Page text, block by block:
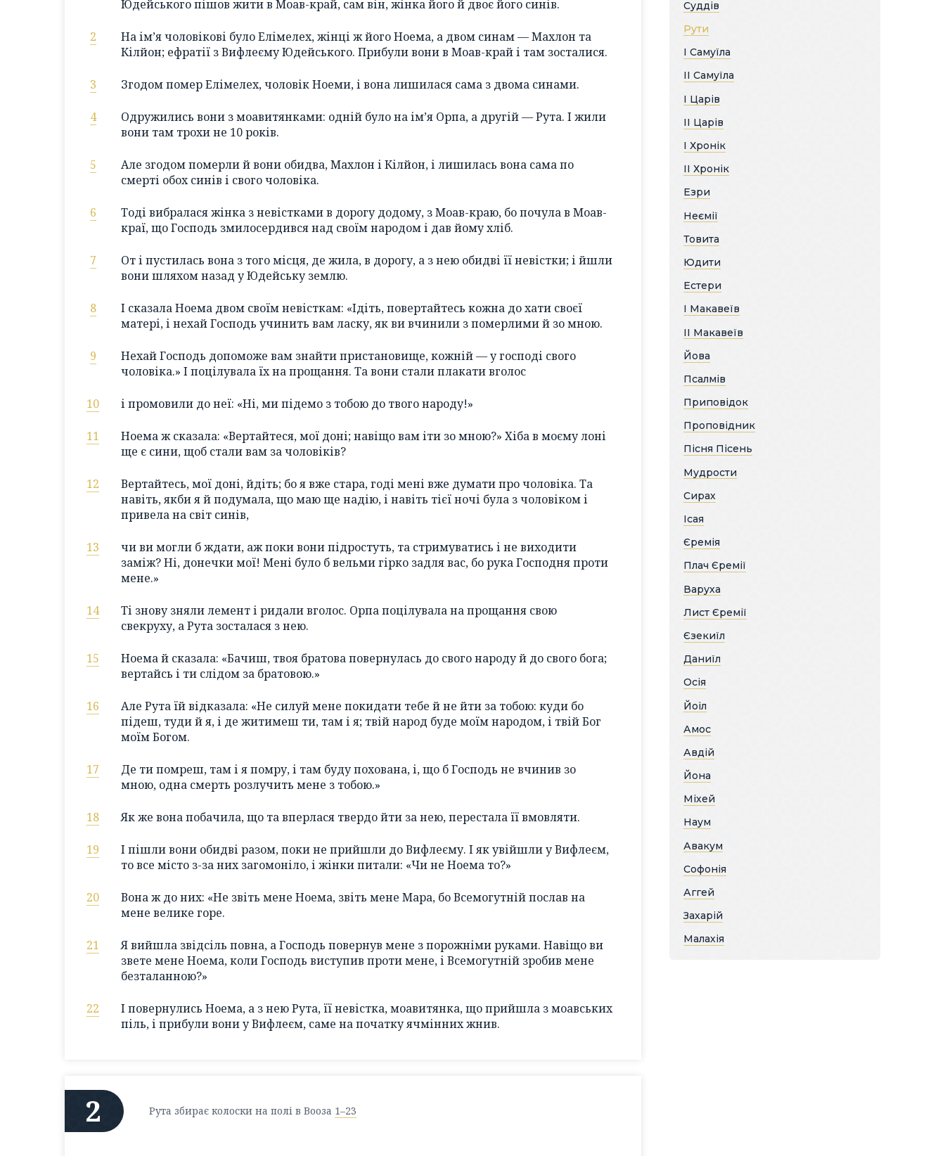
Юдейського пішов жити в Моав-край, сам він, жінка його й двоє його синів.
2
На ім’я чоловікові було Елімелех, жінці ж його Ноема, а двом синам — Махлон та
Кілйон; ефратії з Вифлеєму Юдейського. Прибули вони в Моав-край і там зосталися.
3 Згодом помер Елімелех, чоловік Ноеми, і вона лишилася сама з двома синами.
4
Одружились вони з моавитянками: одній було на ім’я Орпа, а другій — Рута. І жили
вони там трохи не 10 років.
5
Але згодом померли й вони обидва, Махлон і Кілйон, і лишилась вона сама по
смерті обох синів і свого чоловіка.
6
Тоді вибралася жінка з невістками в дорогу додому, з Моав-краю, бо почула в Моав-
краї, що Господь змилосердився над своїм народом і дав йому хліб.
7
От і пустилась вона з того місця, де жила, в дорогу, а з нею обидві її невістки; і йшли
вони шляхом назад у Юдейську землю.
8
І сказала Ноема двом своїм невісткам: «Ідіть, повертайтесь кожна до хати своєї
матері, і нехай Господь учинить вам ласку, як ви вчинили з померлими й зо мною.
9
Нехай Господь допоможе вам знайти пристановище, кожній — у господі свого
чоловіка.» І поцілувала їх на прощання. Та вони стали плакати вголос
10 і промовили до неї: «Ні, ми підемо з тобою до твого народу!»
11
Ноема ж сказала: «Вертайтеся, мої доні; навіщо вам іти зо мною?» Хіба в моєму лоні
ще є сини, щоб стали вам за чоловіків?
12
Вертайтесь, мої доні, йдіть; бо я вже стара, годі мені вже думати про чоловіка. Та
навіть, якби я й подумала, що маю ще надію, і навіть тієї ночі була з чоловіком і
привела на світ синів,
13
чи ви могли б ждати, аж поки вони підростуть, та стримуватись і не виходити
заміж? Ні, донечки мої! Мені було б вельми гірко задля вас, бо рука Господня проти
мене.»
14
Ті знову зняли лемент і ридали вголос. Орпа поцілувала на прощання свою
свекруху, а Рута зосталася з нею.
15
Ноема й сказала: «Бачиш, твоя братова повернулась до свого народу й до свого бога;
вертайсь і ти слідом за братовою.»
16
Але Рута їй відказала: «Не силуй мене покидати тебе й не йти за тобою: куди бо
підеш, туди й я, і де житимеш ти, там і я; твій народ буде моїм народом, і твій Бог
моїм Богом.
17
Де ти помреш, там і я помру, і там буду похована, і, що б Господь не вчинив зо
мною, одна смерть розлучить мене з тобою.»
18 Як же вона побачила, що та вперлася твердо йти за нею, перестала її вмовляти.
19
І пішли вони обидві разом, поки не прийшли до Вифлеєму. І як увійшли у Вифлеєм,
то все місто з-за них загомоніло, і жінки питали: «Чи не Ноема то?»
20
Вона ж до них: «Не звіть мене Ноема, звіть мене Мара, бо Всемогутній послав на
мене велике горе.
21
Я вийшла звідсіль повна, а Господь повернув мене з порожніми руками. Навіщо ви
звете мене Ноема, коли Господь виступив проти мене, і Всемогутній зробив мене
безталанною?»
22
І повернулись Ноема, а з нею Рута, її невістка, моавитянка, що прийшла з моавських
піль, і прибули вони у Вифлеєм, саме на початку ячмінних жнив.
2 Рута збирає колоски на полі в Вооза 1–23
Суддів
Рути
І Самуїла
ІІ Самуїла
І Царів
ІІ Царів
І Хронік
ІІ Хронік
Езри
Неємії
Товита
Юдити
Естери
І Макавеїв
ІІ Макавеїв
Йова
Псалмів
Приповідок
Проповідник
Пісня Пісень
Мудрости
Сирах
Ісая
Єремія
Плач Єремії
Варуха
Лист Єремії
Єзекиїл
Даниїл
Осія
Йоіл
Амос
Авдій
Йона
Міхей
Наум
Авакум
Софонія
Аггей
Захарій
Малахія